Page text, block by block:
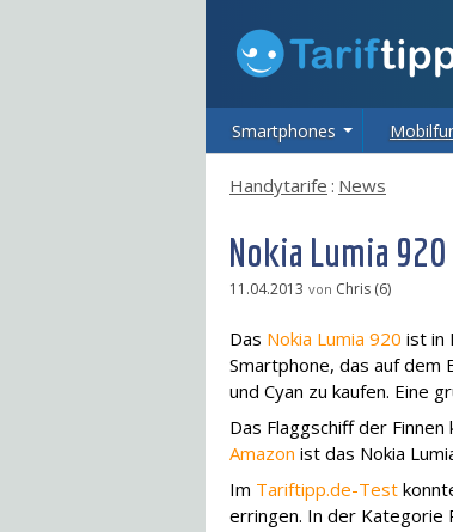
Smartphones
Handytarife : News
Nokia Lumia
11.04.2013 von Chris (6)
Das Nokia Lumia 920 ist in
Smartphone, das auf dem
und Cyan zu kaufen. Eine
Das Flaggschiff der
Amazon ist das Nokia
Im Tariftipp.de-Test
erringen. In der Kategorie